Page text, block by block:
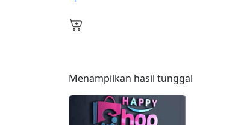
Menampilkan hasil tunggal